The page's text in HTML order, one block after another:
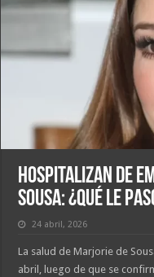
Hospitalizan de
Sousa: ¿Qué le
24 abril, 2026
La salud de Marjorie de
abril, luego de que se